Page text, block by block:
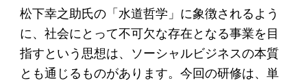
受賞者一覧
ソーシャルビジネス研究会
松下幸之助氏の「水道哲学」に象徴されるよう
に、社会にとって不可欠な存在となる事業を目
指すという思想は、ソーシャルビジネスの本質
とも通じるものがあります。今回の研修は、単